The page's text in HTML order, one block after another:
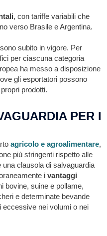
, con tariffe variabili che
verso Brasile e Argentina.
sono subito in vigore. Per
per ciascuna categoria
ha messo a disposizione
gli esportatori possono
prodotti.
PER I
agricolo e agroalimentare,
più stringenti rispetto alle
clausola di salvaguardia
i vantaggi
bovine, suine e pollame,
e determinate bevande
nei volumi o nei